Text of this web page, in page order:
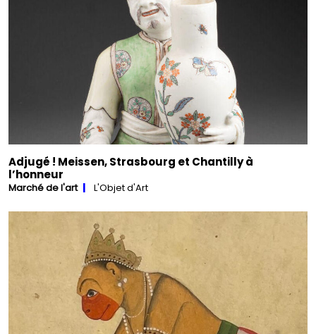
Adjugé ! Meissen, Strasbourg et Chantilly à
l’honneur
Marché de l'art L'Objet d'Art